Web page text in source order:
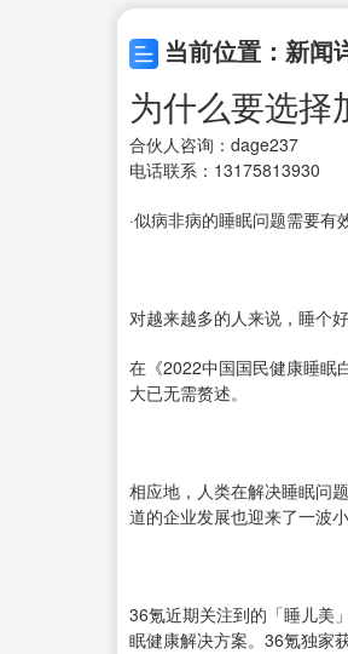
当前位置：新闻
为什么要选择
合伙人咨询：dage237
电话联系：13175813930
·似病非病的睡眠问题需要有
对越来越多的人来说，睡个
在《2022中国国民健康睡眠
大已无需赘述。
相应地，人类在解决睡眠问
道的企业发展也迎来了一波
36氪近期关注到的「睡儿美
眠健康解决方案。36氪独家